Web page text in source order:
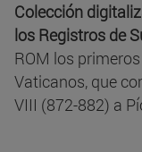
Colección
los Registros de
ROM los
Vaticanos, que
VIII (872-882) a